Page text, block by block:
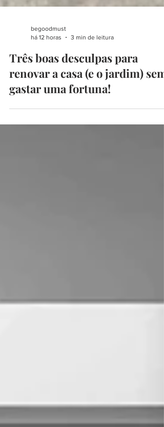
há 12 horas
3 min de leitura
Três boas desculpas para
renovar a casa (e o jardim) sem
gastar uma fortuna!